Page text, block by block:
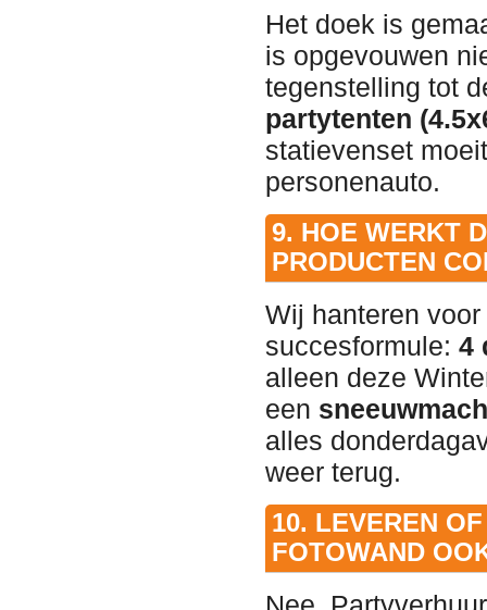
Het doek is
is opgevouwen
tegenstelling tot
partytenten
statievenset
personenauto.
9. HOE WERKT
PRODUCTEN
Wij hanteren
succesformule: 4
alleen deze
een
alles
weer terug.
10. LEVEREN
FOTOWAND